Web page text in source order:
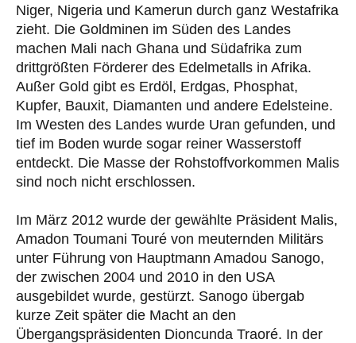
Niger, Nigeria und Kamerun durch ganz Westafrika
zieht. Die Goldminen im Süden des Landes
machen Mali nach Ghana und Südafrika zum
drittgrößten Förderer des Edelmetalls in Afrika.
Außer Gold gibt es Erdöl, Erdgas, Phosphat,
Kupfer, Bauxit, Diamanten und andere Edelsteine.
Im Westen des Landes wurde Uran gefunden, und
tief im Boden wurde sogar reiner Wasserstoff
entdeckt. Die Masse der Rohstoffvorkommen Malis
sind noch nicht erschlossen.
Im März 2012 wurde der gewählte Präsident Malis,
Amadon Toumani Touré von meuternden Militärs
unter Führung von Hauptmann Amadou Sanogo,
der zwischen 2004 und 2010 in den USA
ausgebildet wurde, gestürzt. Sanogo übergab
kurze Zeit später die Macht an den
Übergangspräsidenten Dioncunda Traoré. In der